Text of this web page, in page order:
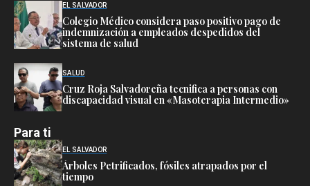
EL SALVADOR
Colegio Médico considera paso positivo pago de
indemnización a empleados despedidos del
sistema de salud
SALUD
Cruz Roja Salvadoreña tecnifica a personas con
discapacidad visual en «Masoterapia Intermedio»
Para ti
EL SALVADOR
Árboles Petrificados, fósiles atrapados por el
tiempo